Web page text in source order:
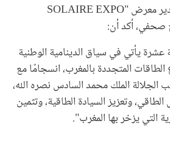
رشيد بوكرن، مؤسس ومدير معرض "SOLAIRE EXPO
عشرة يأتي في سياق الدينامية الوطنية
المتجددة بالمغرب، انسجامًا مع
الجلالة الملك محمد السادس نصره الله،
الطاقي، وتعزيز السيادة الطاقية، وتثمين
التي يزخر بها المغرب".